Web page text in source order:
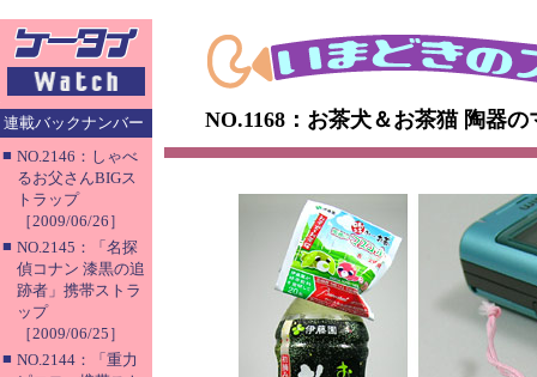
連載バックナンバー
■ NO.2146：しゃべ
るお父さんBIGス
トラップ
［2009/06/26］
■ NO.2145：「名探
偵コナン 漆黒の追
跡者」携帯ストラ
ップ
［2009/06/25］
■ NO.2144：「重力
NO.1168：お茶犬＆お茶猫 陶器